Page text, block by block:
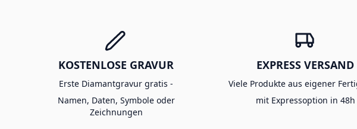
KOSTENLOSE GRAVUR
Erste Diamantgravur gratis -
Namen, Daten, Symbole oder
Zeichnungen
EXPRESS VERSAND
Viele Produkte aus eigener
mit Expressoption in 48h